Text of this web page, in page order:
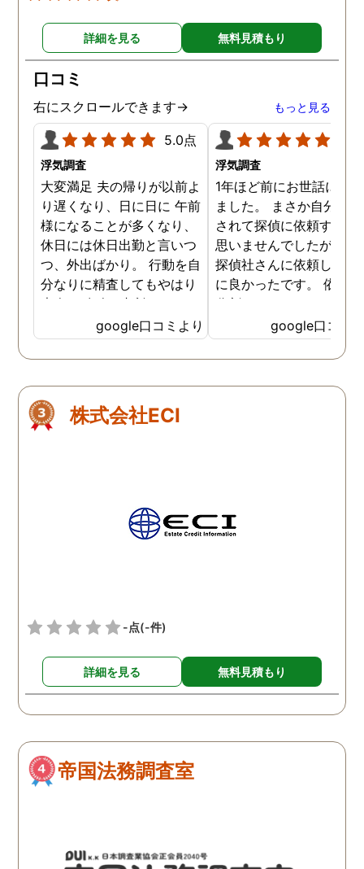
詳細を見る 無料見積もり
口コミ
右にスクロールできます→ もっと見る
5.0点
浮気調査
大変満足 夫の帰りが以前よ
り遅くなり、日に日に 午前
様になることが多くなり、
休日には休日出勤と言いつ
つ、外出ばかり。 行動を自
分なりに精査してもやはり
素人。 友人に相談すると、
やはりきちんとした 情報が
大切だと言われこちらの探
偵社さんに依頼しました。
画、幾ページにも 渡る資
料、やはりこちらの探偵社
調停に強い弁護士さんもご
紹介頂き、助かりました。
様に一度御相談に行かれて
みてください。私は本当に
救われました
google口コミより
浮気調査
1年ほど前にお世話になり
ました。 まさか自分が
されて探偵に依頼すると
思いませんでしたが つ
探偵社さんに依頼して本
に良かったです。 依頼
分割にして頂いたり、び
くりするような確実な不
証拠を掴んでいただきま
た。何よりも探偵さんた
ました。あのとき依頼し
りがとうございました。
google口コミ
株式会社ECI
-点(-件)
詳細を見る 無料見積もり
帝国法務調査室